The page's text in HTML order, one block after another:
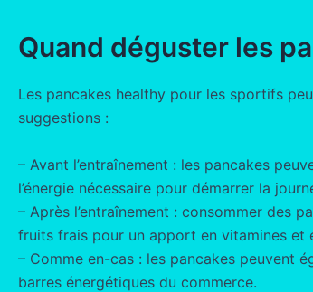
Quand déguster les
Les pancakes healthy pour les sportifs
suggestions :
– Avant l’entraînement : les pancakes
l’énergie nécessaire pour démarrer la
– Après l’entraînement : consommer des
fruits frais pour un apport en vitamines et
– Comme en-cas : les pancakes peuvent
barres énergétiques du commerce.